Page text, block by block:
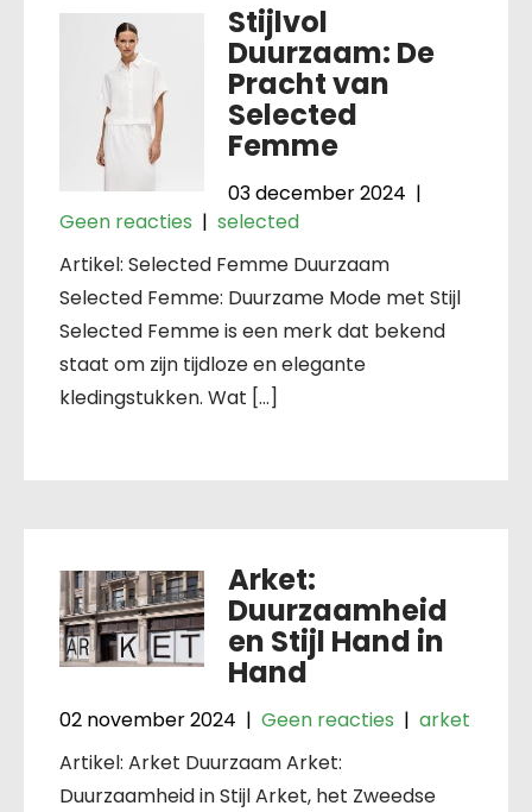
Stijlvol
Duurzaam: De
Pracht van
Selected
Femme
03 december 2024 |
Geen reacties | selected
Artikel: Selected Femme Duurzaam
Selected Femme: Duurzame Mode met Stijl
Selected Femme is een merk dat bekend
staat om zijn tijdloze en elegante
kledingstukken. Wat […]
Arket:
Duurzaamheid
en Stijl Hand in
Hand
02 november 2024 | Geen reacties | arket
Artikel: Arket Duurzaam Arket:
Duurzaamheid in Stijl Arket, het Zweedse